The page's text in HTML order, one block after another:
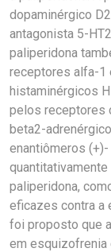
dopaminérgico
antagonista 5-
paliperidona
receptores alfa-1
histaminérgicos
pelos receptores
beta2-
enantiômeros
paliperidona,
eficazes contra a
foi proposto que
em esquizofrenia